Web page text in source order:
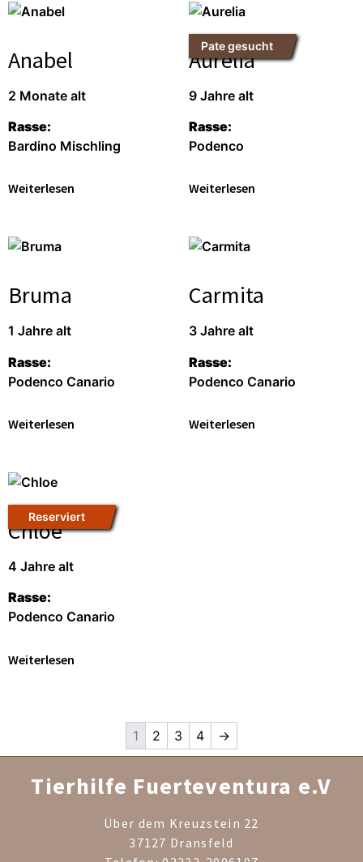
Anabel
2 Monate alt
Rasse:
Bardino Mischling
Weiterlesen
Pate gesucht
Aurelia
9 Jahre alt
Rasse:
Podenco
Weiterlesen
Bruma
1 Jahre alt
Rasse:
Podenco Canario
Weiterlesen
Carmita
3 Jahre alt
Rasse:
Podenco Canario
Weiterlesen
Reserviert
Chloe
4 Jahre alt
Rasse:
Podenco Canario
Weiterlesen
1 2 3 4 →
Tierhilfe Fuerteventura e.V
Über dem Kreuzstein 22
37127 Dransfeld